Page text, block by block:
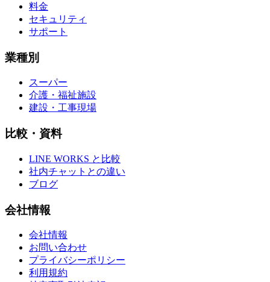
料金
セキュリティ
サポート
業種別
スーパー
介護・福祉施設
建設・工事現場
比較・資料
LINE WORKS と比較
社内チャットとの違い
ブログ
会社情報
会社情報
お問い合わせ
プライバシーポリシー
利用規約